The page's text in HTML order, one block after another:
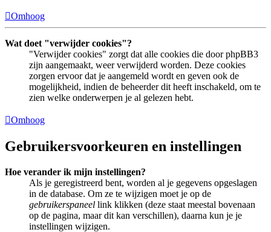
Omhoog
Wat doet "verwijder cookies"?
"Verwijder cookies" zorgt dat alle cookies die door phpBB3
zijn aangemaakt, weer verwijderd worden. Deze cookies
zorgen ervoor dat je aangemeld wordt en geven ook de
mogelijkheid, indien de beheerder dit heeft inschakeld, om te
zien welke onderwerpen je al gelezen hebt.
Omhoog
Gebruikersvoorkeuren en instellingen
Hoe verander ik mijn instellingen?
Als je geregistreerd bent, worden al je gegevens opgeslagen
in de database. Om ze te wijzigen moet je op de
gebruikerspaneel link klikken (deze staat meestal bovenaan
op de pagina, maar dit kan verschillen), daarna kun je je
instellingen wijzigen.